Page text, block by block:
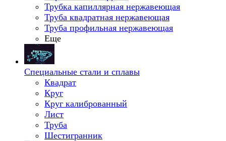
Трубка капиллярная нержавеющая
Труба квадратная нержавеющая
Труба профильная нержавеющая
Еще
Специальные стали и сплавы
Квадрат
Круг
Круг калиброванный
Лист
Труба
Шестигранник